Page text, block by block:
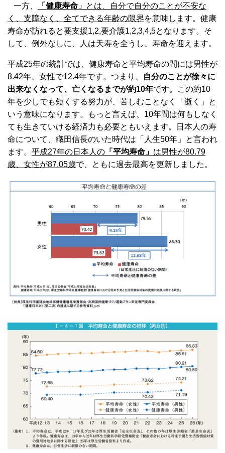
一方、 「 健康寿命」 とは、自分で自分のことが不安な
く、支障なく、全てできる年齢の限界を意味します。健康
寿命が訪れると要支援1,2,要介護1,2,3,4,5となります。そ
して、例外なしに、人は天寿を全うし、寿命を迎えます。
平成25年の統計では、健康寿命と平均寿命の間には男性が
8.42年、女性で12.4年です。つまり、
自分のことが徐々に
出来なくなって、亡くなるまでが約10年です。この約10
年を少しでも短くする努力が、苦しむことなく「逝く」と
いう意味になります。もっと言えば、 10年間は何もしなく
ても生きていける経済力も必要ともいえます。日本人の寿
命について、織田信長のいた時代は「人生50年」と言われ
ます。 平成27年の日本人の 「平均寿命」 は男性が80.79
歳、女性が87.05歳で、ともに過去最高を更新しました。